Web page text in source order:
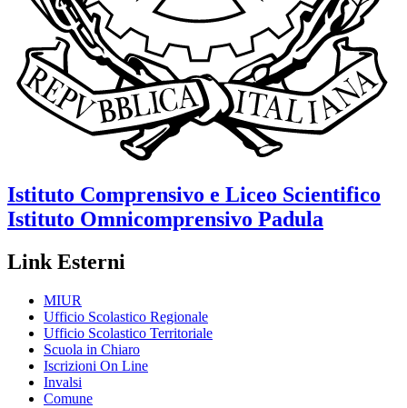
Istituto Comprensivo e Liceo Scientifico
Istituto Omnicomprensivo Padula
Link Esterni
MIUR
Ufficio Scolastico Regionale
Ufficio Scolastico Territoriale
Scuola in Chiaro
Iscrizioni On Line
Invalsi
Comune